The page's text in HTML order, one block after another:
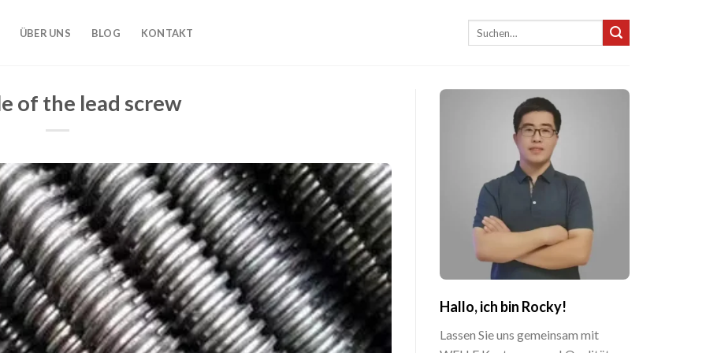
ÜBER UNS BLOG KONTAKT
of the lead screw
Hallo, ich bin Rocky!
Lassen Sie uns gemeinsam mit